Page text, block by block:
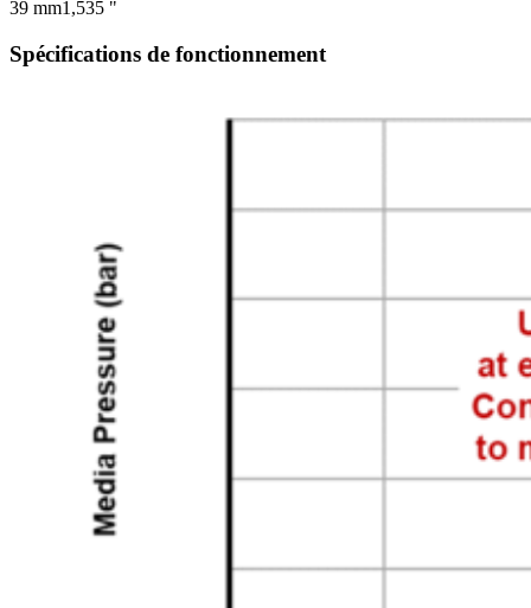
39 mm1,535 "
Spécifications de fonctionnement